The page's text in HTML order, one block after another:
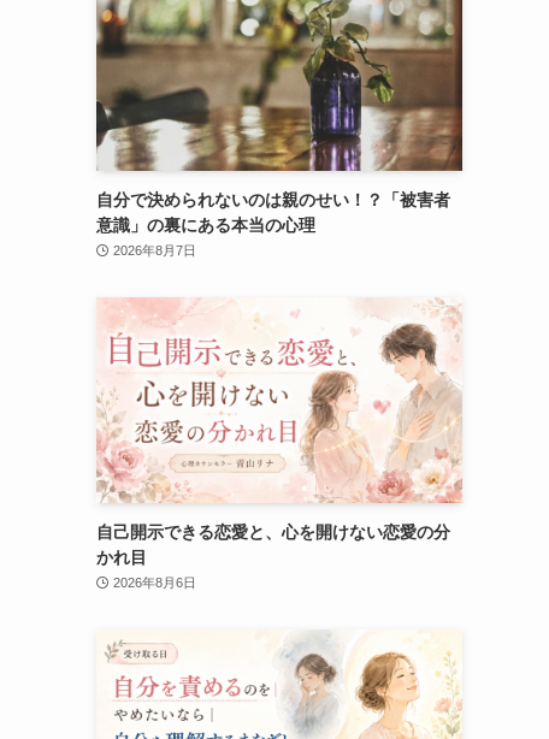
自分で決められないのは親のせい！？「被害者
意識」の裏にある本当の心理
2026年8月7日
自己開示できる恋愛と、心を開けない恋愛の分
かれ目
2026年8月6日